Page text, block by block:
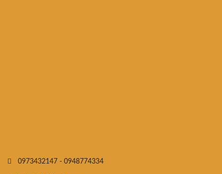
0973432147 - 0948774334